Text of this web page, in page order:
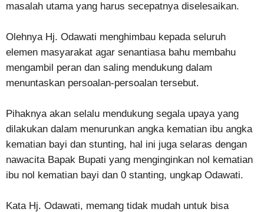
masalah utama yang harus secepatnya diselesaikan.
Olehnya Hj. Odawati menghimbau kepada seluruh
elemen masyarakat agar senantiasa bahu membahu
mengambil peran dan saling mendukung dalam
menuntaskan persoalan-persoalan tersebut.
Pihaknya akan selalu mendukung segala upaya yang
dilakukan dalam menurunkan angka kematian ibu angka
kematian bayi dan stunting, hal ini juga selaras dengan
nawacita Bapak Bupati yang menginginkan nol kematian
ibu nol kematian bayi dan 0 stanting, ungkap Odawati.
Kata Hj. Odawati, memang tidak mudah untuk bisa